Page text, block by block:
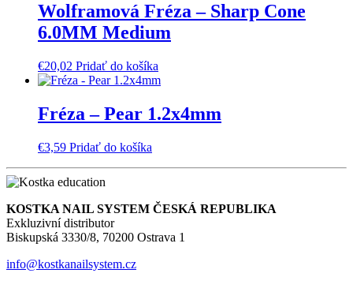
Wolframová Fréza – Sharp Cone
6.0MM Medium
€20,02 Pridať do košíka
Fréza – Pear 1.2x4mm
€3,59 Pridať do košíka
KOSTKA NAIL SYSTEM ČESKÁ REPUBLIKA
Exkluzivní distributor
Biskupská 3330/8, 70200 Ostrava 1
info@kostkanailsystem.cz